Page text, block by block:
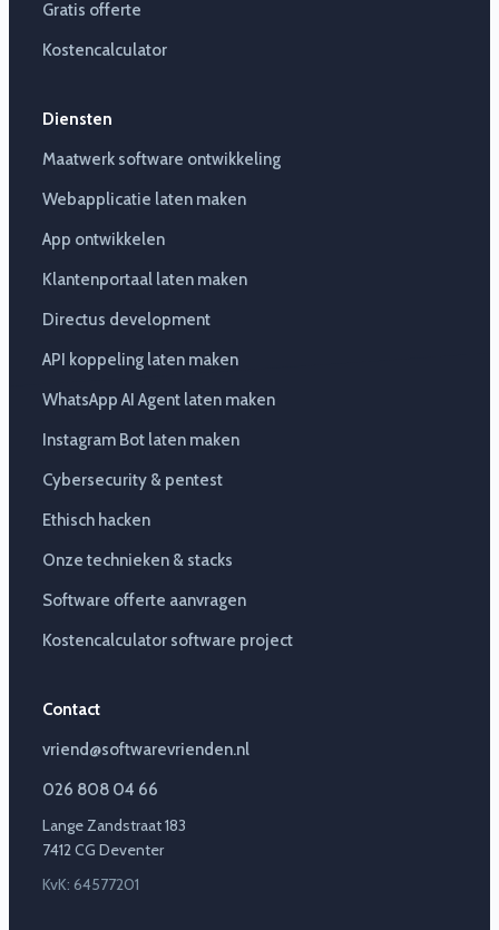
Gratis offerte
Kostencalculator
Diensten
Maatwerk software ontwikkeling
Webapplicatie laten maken
App ontwikkelen
Klantenportaal laten maken
Directus development
API koppeling laten maken
WhatsApp AI Agent laten maken
Instagram Bot laten maken
Cybersecurity & pentest
Ethisch hacken
Onze technieken & stacks
Software offerte aanvragen
Kostencalculator software project
Contact
vriend@softwarevrienden.nl
026 808 04 66
Lange Zandstraat 183
7412 CG Deventer
KvK: 64577201